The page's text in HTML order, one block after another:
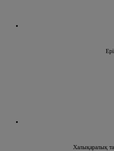
Халықаралық